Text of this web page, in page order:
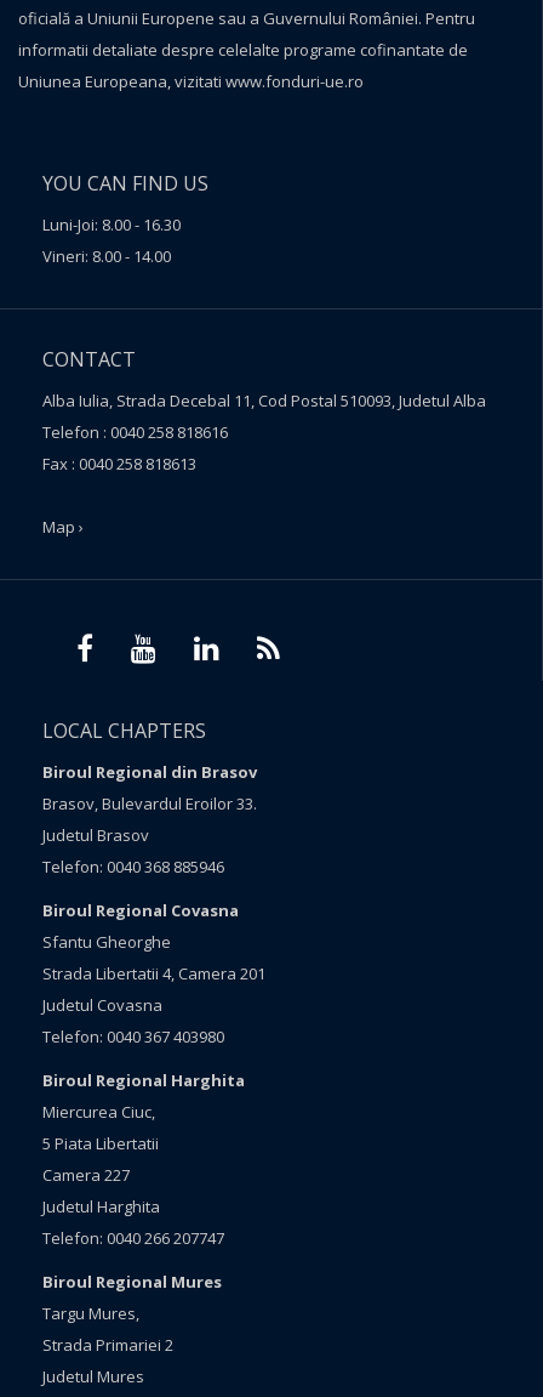
oficială a Uniunii Europene sau a Guvernului României. Pentru
informatii detaliate despre celelalte programe cofinantate de
Uniunea Europeana, vizitati www.fonduri-ue.ro
YOU CAN FIND US
Luni-Joi: 8.00 - 16.30
Vineri: 8.00 - 14.00
CONTACT
Alba Iulia, Strada Decebal 11, Cod Postal 510093, Judetul Alba
Telefon : 0040 258 818616
Fax : 0040 258 818613
Map ›
LOCAL CHAPTERS
Biroul Regional din Brasov
Brasov, Bulevardul Eroilor 33.
Judetul Brasov
Telefon: 0040 368 885946
Biroul Regional Covasna
Sfantu Gheorghe
Strada Libertatii 4, Camera 201
Judetul Covasna
Telefon: 0040 367 403980
Biroul Regional Harghita
Miercurea Ciuc,
5 Piata Libertatii
Camera 227
Judetul Harghita
Telefon: 0040 266 207747
Biroul Regional Mures
Targu Mures,
Strada Primariei 2
Judetul Mures